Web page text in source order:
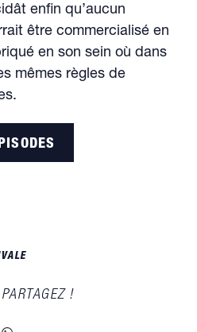
enfin qu’aucun
être commercialisé en
en son sein où dans
mêmes règles de
!PARTAGER